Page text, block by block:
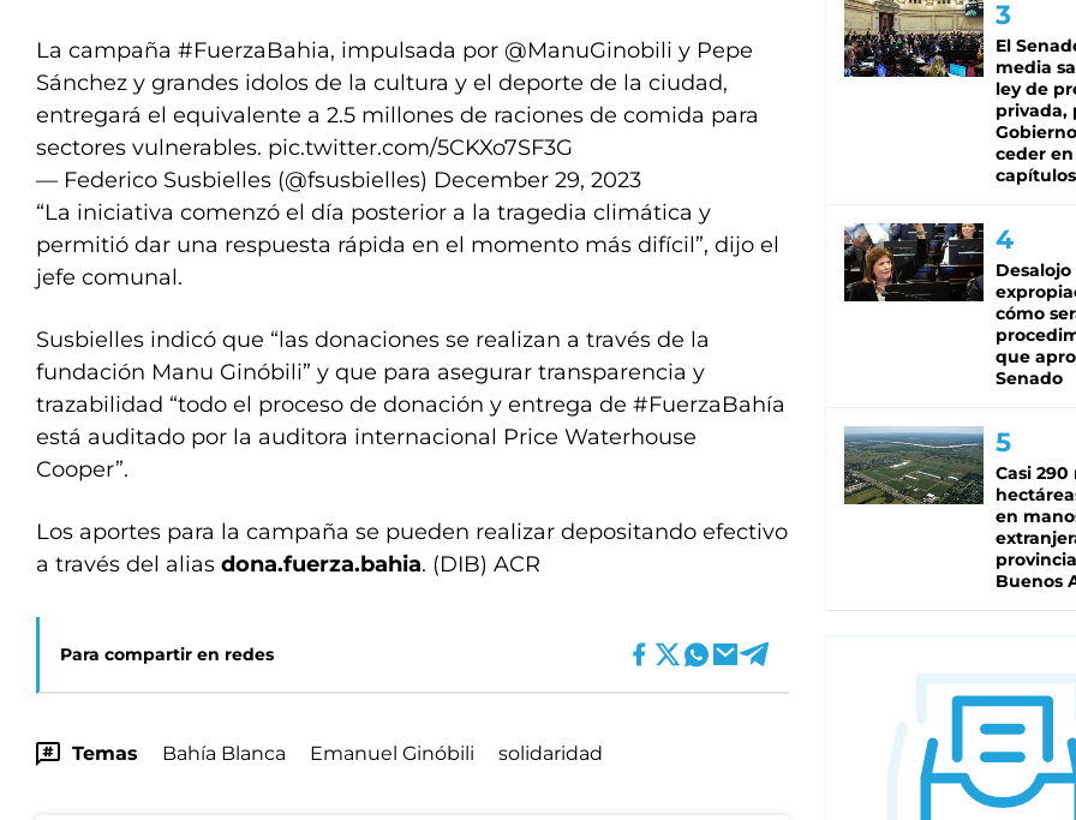
La campaña #FuerzaBahia, impulsada por @ManuGinobili y Pepe
Sánchez y grandes idolos de la cultura y el deporte de la ciudad,
entregará el equivalente a 2.5 millones de raciones de comida para
sectores vulnerables. pic.twitter.com/5CKXo7SF3G
— Federico Susbielles (@fsusbielles) December 29, 2023
“La iniciativa comenzó el día posterior a la tragedia climática y
permitió dar una respuesta rápida en el momento más difícil”, dijo el
jefe comunal.
Susbielles indicó que “las donaciones se realizan a través de la
fundación Manu Ginóbili” y que para asegurar transparencia y
trazabilidad “todo el proceso de donación y entrega de #FuerzaBahía
está auditado por la auditora internacional Price Waterhouse
Cooper”.
Los aportes para la campaña se pueden realizar depositando efectivo
a través del alias dona.fuerza.bahia. (DIB) ACR
Para compartir en redes
Temas Bahía Blanca Emanuel Ginóbili solidaridad
El
media
ley de
privada,
ceder
capítulos
cómo
que
Senado
Casi 290
en
Buenos